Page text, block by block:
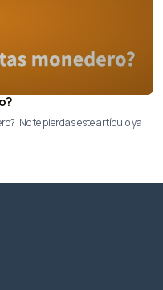
¡No te pierdas este artículo ya